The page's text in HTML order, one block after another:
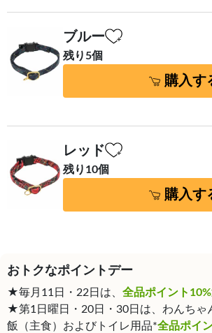
ブルー
残り5個
購入す
レッド
残り10個
購入す
おトクなポイントデー
★毎月11日・22日は、 全品ポイント
★第1日曜日・20日・30日は、わんちゃ
飯（主食）およびトイレ用品*全品ポイ